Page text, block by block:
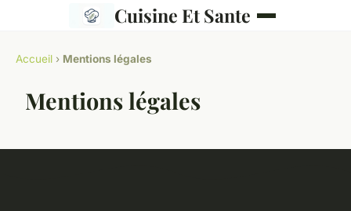
Cuisine Et Sante
Accueil › Mentions légales
Mentions légales